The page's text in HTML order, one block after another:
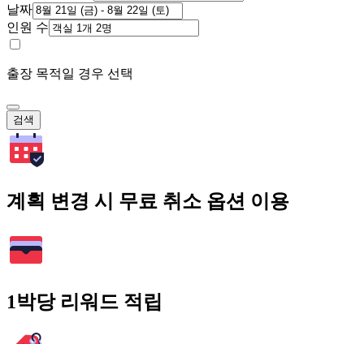
날짜
인원 수
출장 목적일 경우 선택
검색
계획 변경 시 무료 취소 옵션 이용
1박당 리워드 적립